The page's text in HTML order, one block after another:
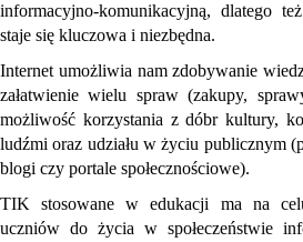
informacyjno-komunikacyjną, dlatego
staje się kluczowa i niezbędna.
Internet umożliwia nam zdobywanie
załatwienie wielu spraw (zakupy,
możliwość korzystania z dóbr kultury,
ludźmi oraz udziału w życiu publicznym
blogi czy portale społecznościowe).
TIK stosowane w edukacji ma na
uczniów do życia w społeczeństwie